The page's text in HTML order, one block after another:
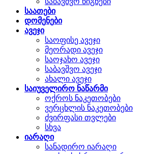
საათები
დომენები
ავეჯი
საოფისე ავეჯი
მეორადი ავეჯი
საოჯახო ავეჯი
საბავშვო ავეჯი
ახალი ავეჯი
საიუველირო ნაწარმი
ოქროს ნაკეთობები
ვერცხლის ნაკეთობები
ძვირფასი თვლები
სხვა
იარაღი
სანადირო იარაღი